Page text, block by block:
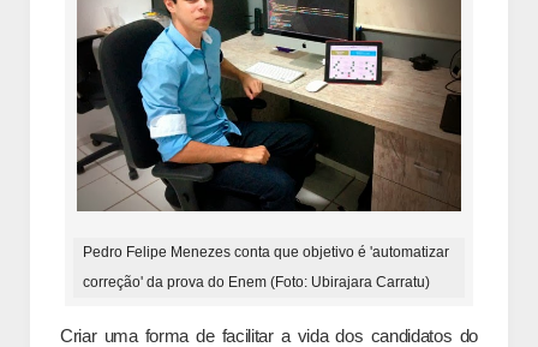
Pedro Felipe Menezes conta que objetivo é 'automatizar
correção' da prova do Enem (Foto: Ubirajara Carratu)
Criar uma forma de facilitar a vida dos candidatos do